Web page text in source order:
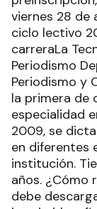
viernes 28 de
ciclo lectivo
carreraLa
Periodismo
Periodismo y
la primera de
especialidad
2009, se
en diferentes
institución.
años. ¿Cómo
debe